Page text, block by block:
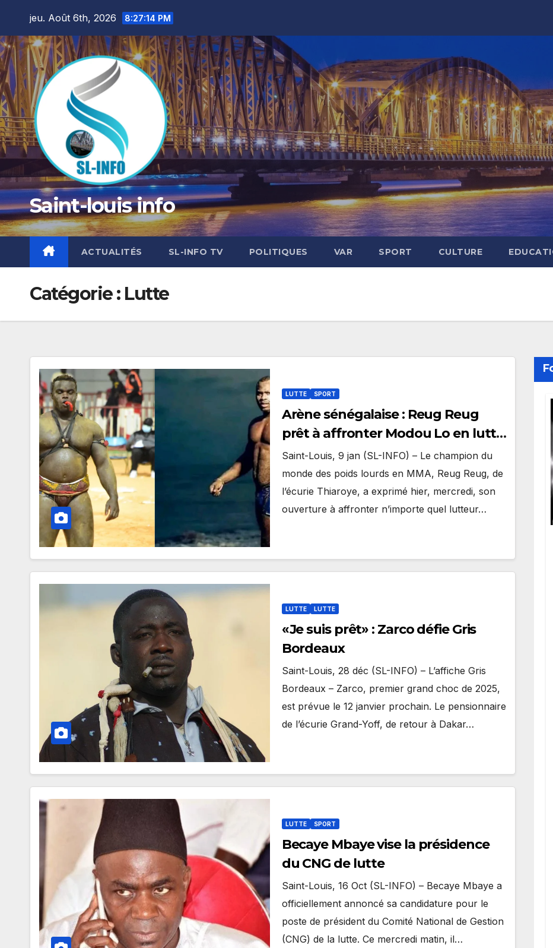
content
jeu. Août 6th, 2026 8:27:15 PM
Saint-louis info
ACTUALITÉS SL-INFO TV POLITIQUES VAR SPORT CULTURE
Catégorie : Lutte
LUTTE SPORT
Arène sénégalaise : Reug Reug
prêt à affronter Modou Lo en lutte
avec frappe
Saint-Louis, 9 jan (SL-INFO) – Le champion du
monde des poids lourds en MMA, Reug Reug, de
l’écurie Thiaroye, a exprimé hier, mercredi, son
ouverture à affronter n’importe quel lutteur…
LUTTE LUTTE
«Je suis prêt» : Zarco défie Gris
Bordeaux
Saint-Louis, 28 déc (SL-INFO) – L’affiche Gris
Bordeaux – Zarco, premier grand choc de 2025,
est prévue le 12 janvier prochain. Le pensionnaire
de l’écurie Grand-Yoff, de retour à Dakar…
LUTTE SPORT
Becaye Mbaye vise la présidence
du CNG de lutte
Saint-Louis, 16 Oct (SL-INFO) – Becaye Mbaye a
officiellement annoncé sa candidature pour le
poste de président du Comité National de Gestion
(CNG) de la lutte. Ce mercredi matin, il…